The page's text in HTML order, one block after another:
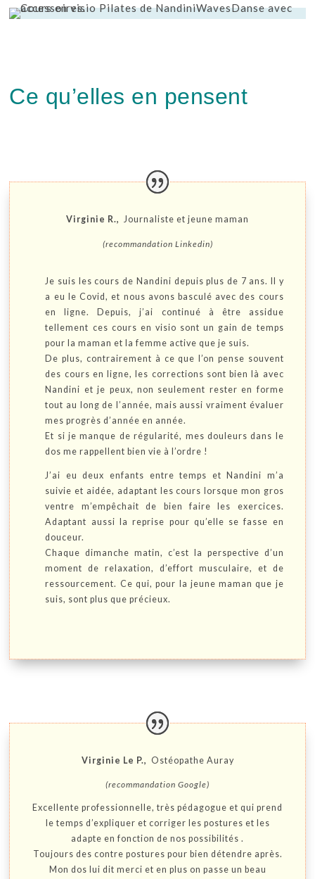
Ce qu’elles en pensent
Virginie R., Journaliste et jeune maman
(recommandation Linkedin)
Je suis les cours de Nandini depuis plus de 7 ans. Il y
a eu le Covid, et nous avons basculé avec des cours
en ligne. Depuis, j’ai continué à être assidue
tellement ces cours en visio sont un gain de temps
pour la maman et la femme active que je suis.
De plus, contrairement à ce que l’on pense souvent
des cours en ligne, les corrections sont bien là avec
Nandini et je peux, non seulement rester en forme
tout au long de l’année, mais aussi vraiment évaluer
mes progrès d’année en année.
Et si je manque de régularité, mes douleurs dans le
dos me rappellent bien vie à l’ordre !
J’ai eu deux enfants entre temps et Nandini m’a
suivie et aidée, adaptant les cours lorsque mon gros
ventre m’empêchait de bien faire les exercices.
Adaptant aussi la reprise pour qu’elle se fasse en
douceur.
Chaque dimanche matin, c’est la perspective d’un
moment de relaxation, d’effort musculaire, et de
ressourcement. Ce qui, pour la jeune maman que je
suis, sont plus que précieux.
Virginie Le P., Ostéopathe Auray
(recommandation Google)
Excellente professionnelle, très pédagogue et qui prend
le temps d’expliquer et corriger les postures et les
adapte en fonction de nos possibilités .
Toujours des contre postures pour bien détendre après.
Mon dos lui dit merci et en plus on passe un beau